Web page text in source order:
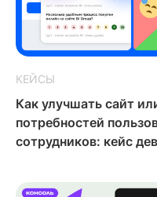
КЕЙСЫ
Как улучшать сайт
потребностей
сотрудников: кейс